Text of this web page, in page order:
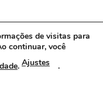
94 - Bom Viver, Biguaçu - SC
de visitas para
continuar, você
. Ajustes .